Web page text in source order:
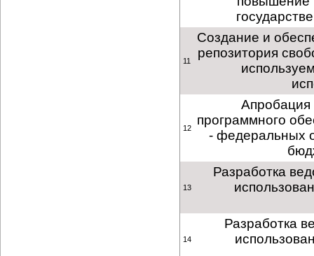
11
Создание и
репозитория
12
Апробация
программного
- федеральных
13
Разработка
14
Разработка